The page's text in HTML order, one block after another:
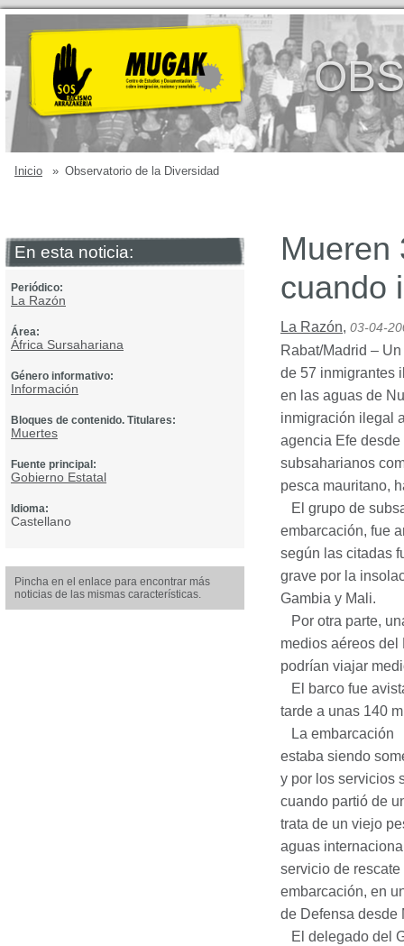
Inicio » Observatorio de la Diversidad
En esta noticia:
Periódico:
La Razón
Área:
África Sursahariana
Género informativo:
Información
Bloques de contenido. Titulares:
Muertes
Fuente principal:
Gobierno Estatal
Idioma:
Castellano
Pincha en el enlace para encontrar más
noticias de las mismas características.
Mueren
cuando
La Razón, 03-04-
Rabat/Madrid –
de 57 inmigrantes
en las aguas de
inmigración ilegal
agencia Efe
subsaharianos
pesca mauritano,
El grupo de
embarcación, fue
según las citadas
grave por la
Gambia y Mali.
Por otra parte,
medios aéreos del
podrían viajar
El barco fue
tarde a unas 140
La embarcación
estaba siendo
y por los servicios
cuando partió de
trata de un viejo
aguas
servicio de
embarcación, en
de Defensa desde
El delegado del